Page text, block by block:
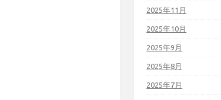
2025年11月
2025年10月
2025年9月
2025年8月
2025年7月